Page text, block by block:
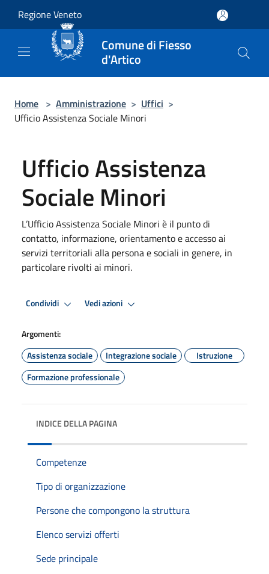
Regione Veneto
Comune di Fiesso
d'Artico
Home > Amministrazione > Uffici >
Ufficio Assistenza Sociale Minori
Ufficio Assistenza
Sociale Minori
L’Ufficio Assistenza Sociale Minori è il punto di
contatto, informazione, orientamento e accesso ai
servizi territoriali alla persona e sociali in genere, in
particolare rivolti ai minori.
Condividi Vedi azioni
Argomenti:
Assistenza sociale
Integrazione sociale
Istruzione
Formazione professionale
INDICE DELLA PAGINA
Competenze
Tipo di organizzazione
Persone che compongono la struttura
Elenco servizi offerti
Sede principale